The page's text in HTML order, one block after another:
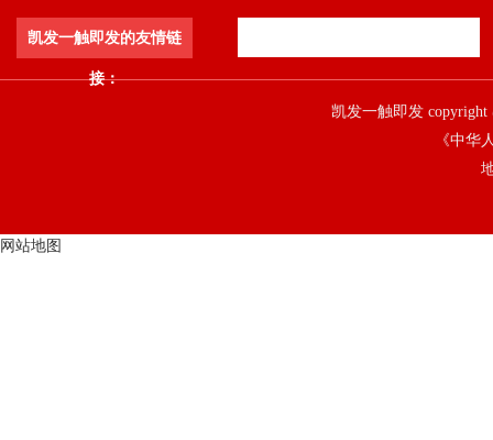
凯发一触即发的友情链
接：
凯发一触即发
《中华
网站地图